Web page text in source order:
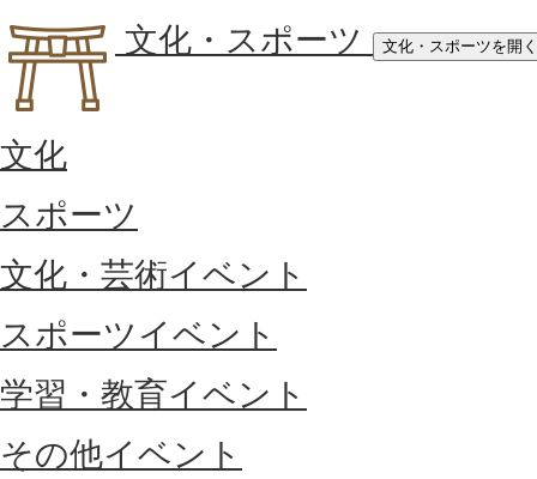
文化・スポーツ
文化・スポーツを開く
文化
スポーツ
文化・芸術イベント
スポーツイベント
学習・教育イベント
その他イベント